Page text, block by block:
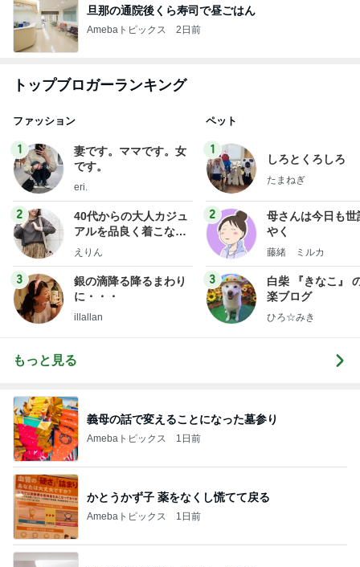
旦那の通院後くら寿司で昼ごはん
Amebaトピックス 2日前
トップブロガーランキング
ファッション
1
妻です。ママです。女
です。
eri.
2
40代からの大人カジュ
アルを品良く着こなす
ファッションブログ
えりん
3
銀の滴降る降るまわり
に・・・
illallan
ペット
1
しろとくろしろ
たまねぎ
2
母さんは今日も世
やく
藤緒 ミルカ
3
白柴 『きなこ』
楽ブログ
ひろ☆みき
もっと見る
義母の話で変えることになった墓参り
Amebaトピックス 1日前
かとうかず子 薬をなくし慌てて戻る
Amebaトピックス 1日前